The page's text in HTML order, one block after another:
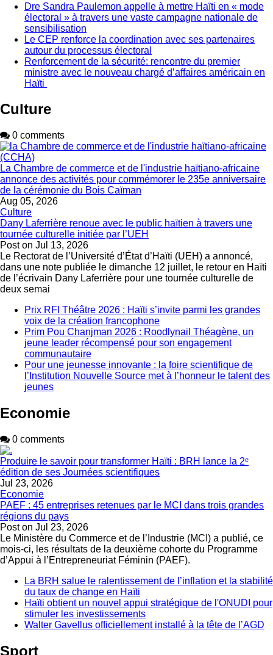
Dre Sandra Paulemon appelle à mettre Haïti en « mode
électoral » à travers une vaste campagne nationale de
sensibilisation
Le CEP renforce la coordination avec ses partenaires
autour du processus électoral
Renforcement de la sécurité: rencontre du premier
ministre avec le nouveau chargé d’affaires américain en
Haïti
Culture
0 comments
La Chambre de commerce et de l'industrie haïtiano-africaine
annonce des activités pour commémorer le 235e anniversaire
de la cérémonie du Bois Caïman
Aug 05, 2026
Culture
Dany Laferrière renoue avec le public haïtien à travers une
tournée culturelle initiée par l’UEH
Post on Jul 13, 2026
Le Rectorat de l’Université d’État d’Haïti (UEH) a annoncé,
dans une note publiée le dimanche 12 juillet, le retour en Haïti
de l’écrivain Dany Laferrière pour une tournée culturelle de
deux semai
Prix RFI Théâtre 2026 : Haïti s’invite parmi les grandes
voix de la création francophone
Prim Pou Chanjman 2026 : Roodlynail Théagène, un
jeune leader récompensé pour son engagement
communautaire
Pour une jeunesse innovante : la foire scientifique de
l’Institution Nouvelle Source met à l’honneur le talent des
jeunes
Economie
0 comments
Produire le savoir pour transformer Haïti : BRH lance la 2ᵉ
édition de ses Journées scientifiques
Jul 23, 2026
Economie
PAEF : 45 entreprises retenues par le MCI dans trois grandes
régions du pays
Post on Jul 23, 2026
Le Ministère du Commerce et de l’Industrie (MCI) a publié, ce
mois-ci, les résultats de la deuxième cohorte du Programme
d’Appui à l’Entrepreneuriat Féminin (PAEF).
La BRH salue le ralentissement de l’inflation et la stabilité
du taux de change en Haïti
Haïti obtient un nouvel appui stratégique de l'ONUDI pour
stimuler les investissements
Walter Gavellus officiellement installé à la tête de l’AGD
Sport